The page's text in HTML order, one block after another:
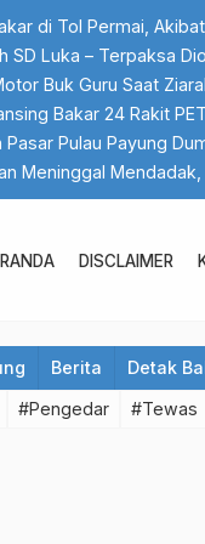
di Tol Permai,
SD Luka – Terpaksa
Buk Guru Saat
Bakar 24 Rakit
Pulau Payung
Meninggal
DISCLAIMER
Berita Detak
#Pengedar #Tewas